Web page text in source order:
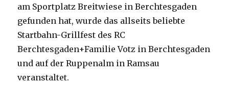
am Sportplatz Breitwiese in Berchtesgaden
gefunden hat, wurde das allseits beliebte
Startbahn-Grillfest des RC
Berchtesgaden+Familie Votz in Berchtesgaden
und auf der Ruppenalm in Ramsau
veranstaltet.